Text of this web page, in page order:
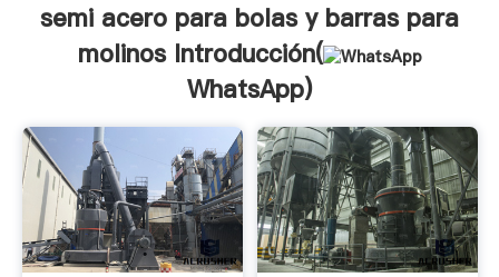
semi acero para bolas y barras para
molinos Introducción(
WhatsApp)